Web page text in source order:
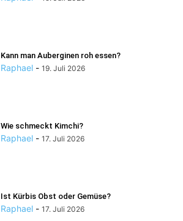
Kann man Auberginen roh essen?
Raphael - 19. Juli 2026
Wie schmeckt Kimchi?
Raphael - 17. Juli 2026
Ist Kürbis Obst oder Gemüse?
Raphael - 17. Juli 2026